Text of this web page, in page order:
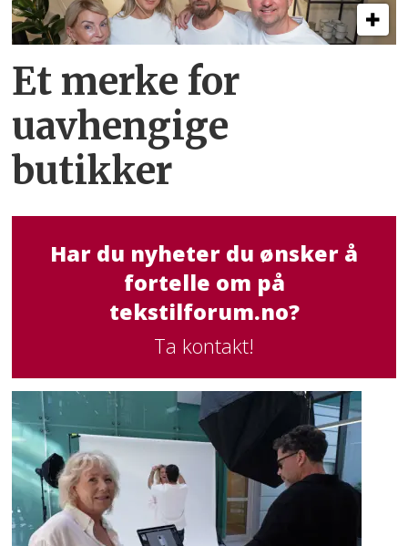
Et merke for
uavhengige
butikker
Har du nyheter du ønsker å
fortelle om på
tekstilforum.no?
Ta kontakt!